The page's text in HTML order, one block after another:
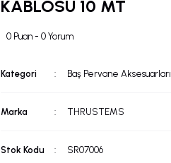
KABLOSU 10 MT
0 Puan - 0 Yorum
Kategori Baş Pervane Aksesuarları
Marka THRUSTEMS
Stok Kodu SR07006